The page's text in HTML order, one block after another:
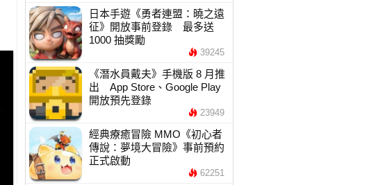
日本手遊《勇者連盟：曉之遠
征》開放事前登錄 最多送
1000 抽獎勵
39245
《潛水員戴夫》手機版 8 月推
出 App Store、Google Play
開放預先登錄
23949
經典療癒冒險 MMO《初心者
傳說：夢境大冒險》事前預約
正式啟動
62251